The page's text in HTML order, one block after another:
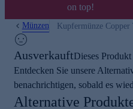
on top!
Münzen Kupfermünze
AusverkauftDieses
Entdecken Sie unsere
benachrichtigen, sobald es
Alternative